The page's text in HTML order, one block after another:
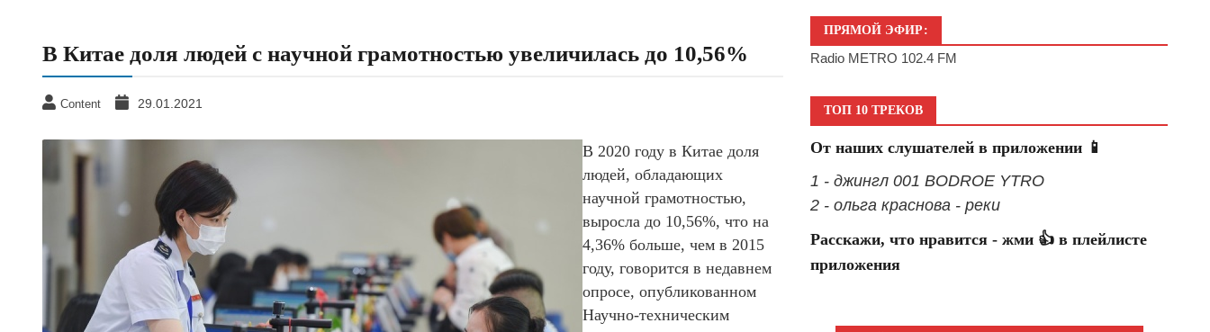
В Китае доля людей с научной грамотностью увеличилась до 10,56%
Content 29.01.2021
В 2020 году в Китае доля
людей, обладающих
научной грамотностью,
выросла до 10,56%, что на
4,36% больше, чем в 2015
году, говорится в недавнем
опросе, опубликованном
Научно-техническим
ПРЯМОЙ ЭФИР:
Radio METRO 102.4 FM
ТОП 10 ТРЕКОВ
От наших слушателей в приложении 📱
1 - джингл 001 BODROE YTRO
2 - ольга краснова - реки
Расскажи, что нравится - жми 👍 в плейлисте
приложения